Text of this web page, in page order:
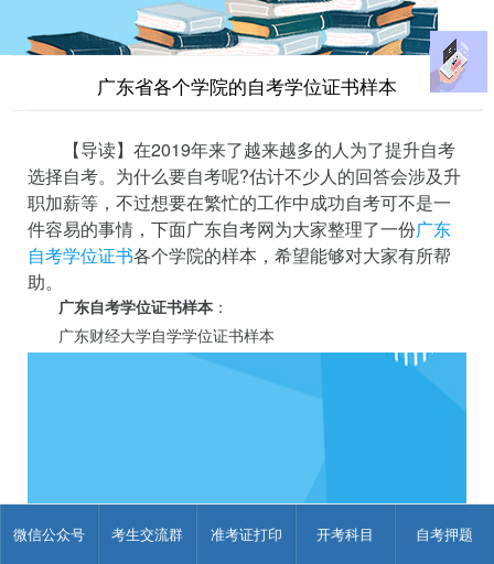
微信公众号 考生交流群 准考证打印 开考科目 自考押题
广东省各个学院的自考学位证书样本
【导读】在2019年来了越来越多的人为了提升自考
选择自考。为什么要自考呢?估计不少人的回答会涉及升
职加薪等，不过想要在繁忙的工作中成功自考可不是一
件容易的事情，下面广东自考网为大家整理了一份广东
自考学位证书各个学院的样本，希望能够对大家有所帮
助。
广东自考学位证书样本 ：
广东财经大学自学学位证书样本